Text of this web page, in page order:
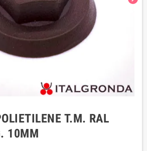
T.M. RAL
10MM